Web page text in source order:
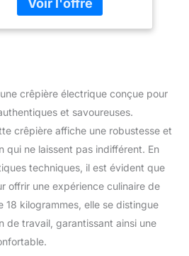
Puissance : 2 700 W /
crêpière électrique conçue pour
et savoureuses.
crêpière affiche une robustesse et
qui ne laissent pas indifférent. En
techniques, il est évident que
offrir une expérience culinaire de
18 kilogrammes, elle se distingue
de travail, garantissant ainsi une